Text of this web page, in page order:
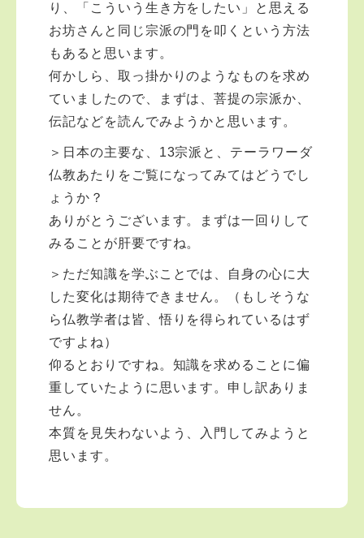
り、「こういう生き方をしたい」と思える
お坊さんと同じ宗派の門を叩くという方法
もあると思います。
何かしら、取っ掛かりのようなものを求め
ていましたので、まずは、菩提の宗派か、
伝記などを読んでみようかと思います。
＞日本の主要な、13宗派と、テーラワーダ
仏教あたりをご覧になってみてはどうでし
ょうか？
ありがとうございます。まずは一回りして
みることが肝要ですね。
＞ただ知識を学ぶことでは、自身の心に大
した変化は期待できません。（もしそうな
ら仏教学者は皆、悟りを得られているはず
ですよね）
仰るとおりですね。知識を求めることに偏
重していたように思います。申し訳ありま
せん。
本質を見失わないよう、入門してみようと
思います。